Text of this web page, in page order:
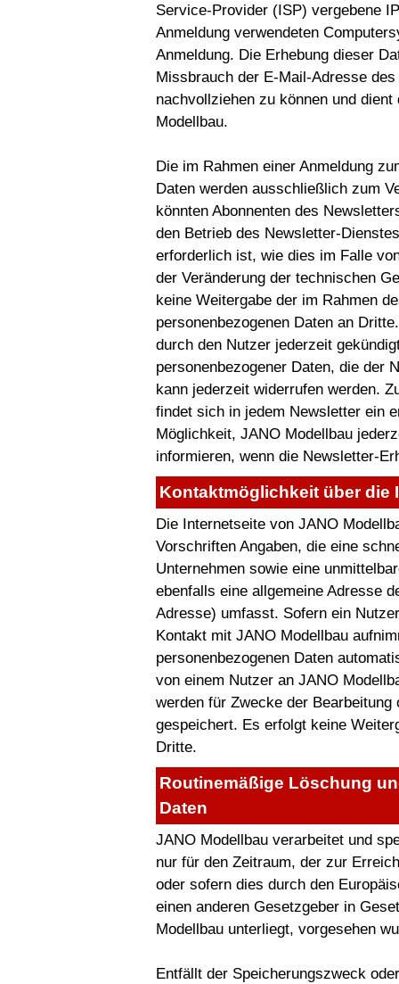
Service-Provider (ISP) vergebene
Anmeldung verwendeten
Anmeldung. Die Erhebung dieser
Missbrauch der E-Mail-Adresse
nachvollziehen zu können und
Modellbau.
Die im Rahmen einer Anmeldung
Daten werden ausschließlich zum
könnten Abonnenten des
den Betrieb des Newsletter-
erforderlich ist, wie dies im Falle
der Veränderung der technischen
keine Weitergabe der im Rahmen
personenbezogenen Daten an
durch den Nutzer jederzeit
personenbezogener Daten, die der
kann jederzeit widerrufen werden.
findet sich in jedem Newsletter ein
Möglichkeit, JANO Modellbau
informieren, wenn die Newsletter-
Kontaktmöglichkeit über die
Die Internetseite von JANO
Vorschriften Angaben, die eine
Unternehmen sowie eine
ebenfalls eine allgemeine Adresse
Adresse) umfasst. Sofern ein
Kontakt mit JANO Modellbau
personenbezogenen Daten
von einem Nutzer an JANO
werden für Zwecke der
gespeichert. Es erfolgt keine
Dritte.
Routinemäßige Löschung
Daten
JANO Modellbau verarbeitet und
nur für den Zeitraum, der zur
oder sofern dies durch den
einen anderen Gesetzgeber in
Modellbau unterliegt, vorgesehen
Entfällt der Speicherungszweck